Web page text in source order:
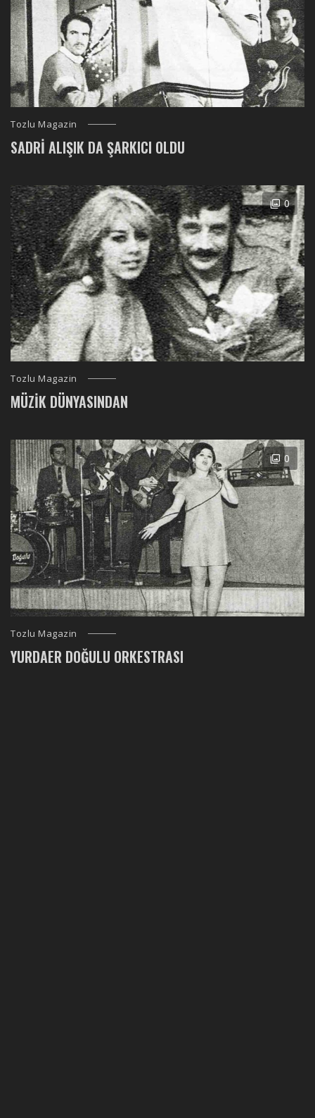
Tozlu Magazin
SADRI ALIŞIK DA ŞARKICI OLDU
0
Tozlu Magazin
MÜZIK DÜNYASINDAN
0
Tozlu Magazin
YURDAER DOĞULU ORKESTRASI